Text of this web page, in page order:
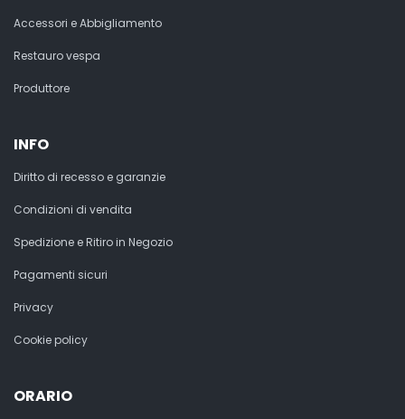
Accessori e Abbigliamento
Restauro vespa
Produttore
INFO
Diritto di recesso e garanzie
Condizioni di vendita
Spedizione e Ritiro in Negozio
Pagamenti sicuri
Privacy
Cookie policy
ORARIO